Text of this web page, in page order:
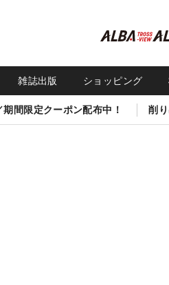
雑誌出版 ショッピング
期間限定クーポン配布中！ 削